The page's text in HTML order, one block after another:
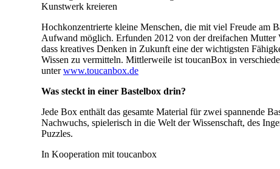
Kunstwerk kreieren
Hochkonzentrierte kleine Menschen, die mit viel Freude am
Aufwand möglich. Erfunden 2012 von der dreifachen
dass kreatives Denken in Zukunft eine der wichtigsten
Wissen zu vermitteln. Mittlerweile ist toucanBox in
unterwww.toucanbox.de
Was steckt in einer Bastelbox drin?
Jede Box enthält das gesamte Material für zwei spannende
Nachwuchs, spielerisch in die Welt der Wissenschaft, des
Puzzles.
In Kooperation mit toucanbox